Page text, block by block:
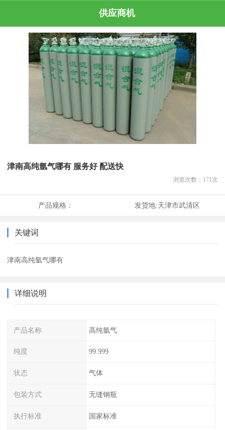
供应商机
津南高纯氩气哪有 服务好 配送快
浏览次数： 171 次
产品规格： 发货地:天津市武清区
关键词
津南高纯氩气哪有
详细说明
产品名称 高纯氩气
纯度 99.999
状态 气体
包装方式 无缝钢瓶
执行标准 国家标准